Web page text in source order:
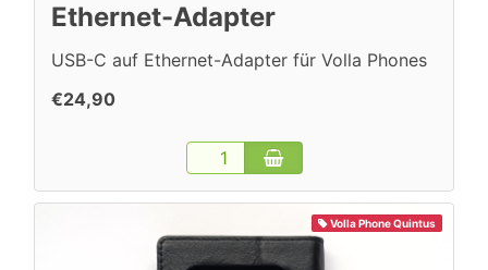
Ethernet-Adapter
USB-C auf Ethernet-Adapter für Volla Phones
€24,90
Volla Phone Quintus